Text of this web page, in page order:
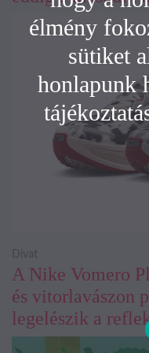
A Nike Vomero
és vitorlavászon
legelészik a
Divat
élmény
sütiket
honlapunk